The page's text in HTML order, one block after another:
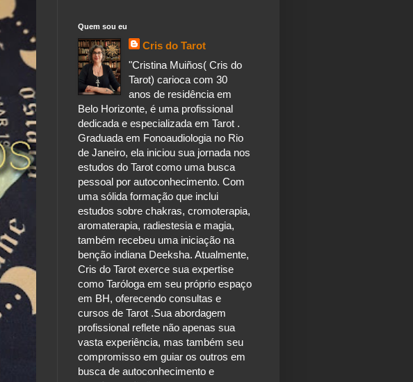
Quem sou eu
Cris do Tarot
"Cristina Muiños( Cris do
Tarot) carioca com 30
anos de residência em
Belo Horizonte, é uma profissional
dedicada e especializada em Tarot .
Graduada em Fonoaudiologia no Rio
de Janeiro, ela iniciou sua jornada nos
estudos do Tarot como uma busca
pessoal por autoconhecimento. Com
uma sólida formação que inclui
estudos sobre chakras, cromoterapia,
aromaterapia, radiestesia e magia,
também recebeu uma iniciação na
benção indiana Deeksha. Atualmente,
Cris do Tarot exerce sua expertise
como Taróloga em seu próprio espaço
em BH, oferecendo consultas e
cursos de Tarot .Sua abordagem
profissional reflete não apenas sua
vasta experiência, mas também seu
compromisso em guiar os outros em
busca de autoconhecimento e